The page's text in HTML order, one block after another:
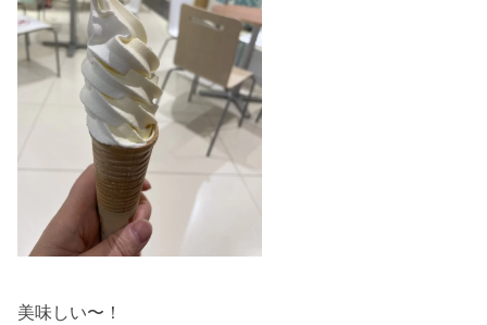
美味しい〜！